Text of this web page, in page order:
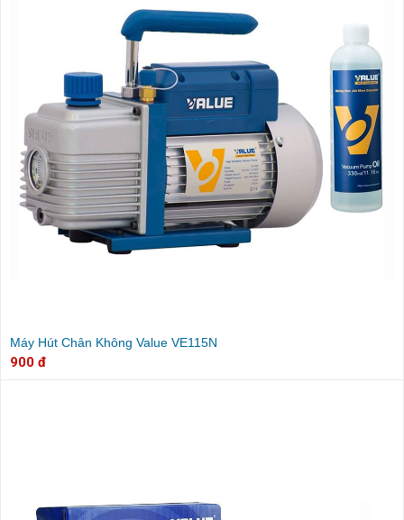
Máy Hút Chân Không Value VE115N
900 đ